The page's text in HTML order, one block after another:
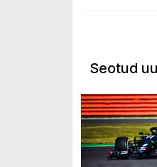
Seotud